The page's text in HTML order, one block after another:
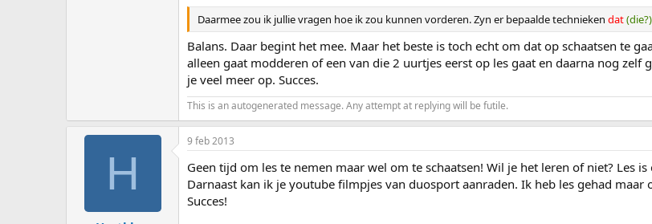
Daarmee zou ik jullie vragen hoe ik zou kunnen vorderen. Zyn er bepaalde technieken dat(die?)
Balans. Daar begint het mee. Maar het beste is toch echt om dat op schaatsen te
alleen gaat modderen of een van die 2 uurtjes eerst op les gaat en daarna nog
je veel meer op. Succes.
This is an autogenerated message. Any attempt at replying will be futile.
H
9 feb 2013
Geen tijd om les te nemen maar wel om te schaatsen! Wil je het leren of niet? Les
Darnaast kan ik je youtube filmpjes van duosport aanraden. Ik heb les gehad
Succes!